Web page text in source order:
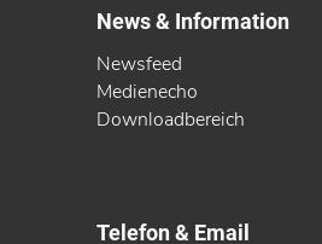
News & Information
Newsfeed
Medienecho
Downloadbereich
Telefon & Email